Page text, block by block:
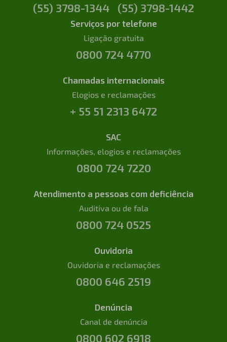
(55) 3798-1344 (55) 3798-1442
Serviços por telefone
Ligação gratuita
0800 724 4770
Chamadas internacionais
Elogios e reclamações
+ 55 51 2313 6472
SAC
Informações, elogios e reclamações
0800 724 7220
Atendimento a pessoas com deficiência
Auditiva ou de fala
0800 724 0525
Ouvidoria
Ouvidoria e reclamações
0800 646 2519
Denúncia
Canal de denúncia
0800 602 6918